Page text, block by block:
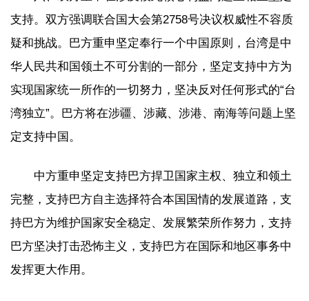
支持。双方强调联合国大会第2758号决议权威性不容质
疑和挑战。巴方重申坚定奉行一个中国原则，台湾是中
华人民共和国领土不可分割的一部分，坚定支持中方为
实现国家统一所作的一切努力，坚决反对任何形式的“台
湾独立”。巴方将在涉疆、涉藏、涉港、南海等问题上坚
定支持中国。
中方重申坚定支持巴方捍卫国家主权、独立和领土
完整，支持巴方自主选择符合本国国情的发展道路，支
持巴方为维护国家安全稳定、发展繁荣所作努力，支持
巴方坚决打击恐怖主义，支持巴方在国际和地区事务中
发挥更大作用。